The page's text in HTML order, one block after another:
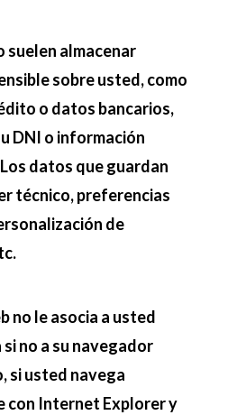
suelen almacenar
sobre usted, como
o datos bancarios,
DNI o información
datos que guardan
técnico, preferencias
de
no le asocia a usted
no a su navegador
si usted navega
con Internet Explorer y